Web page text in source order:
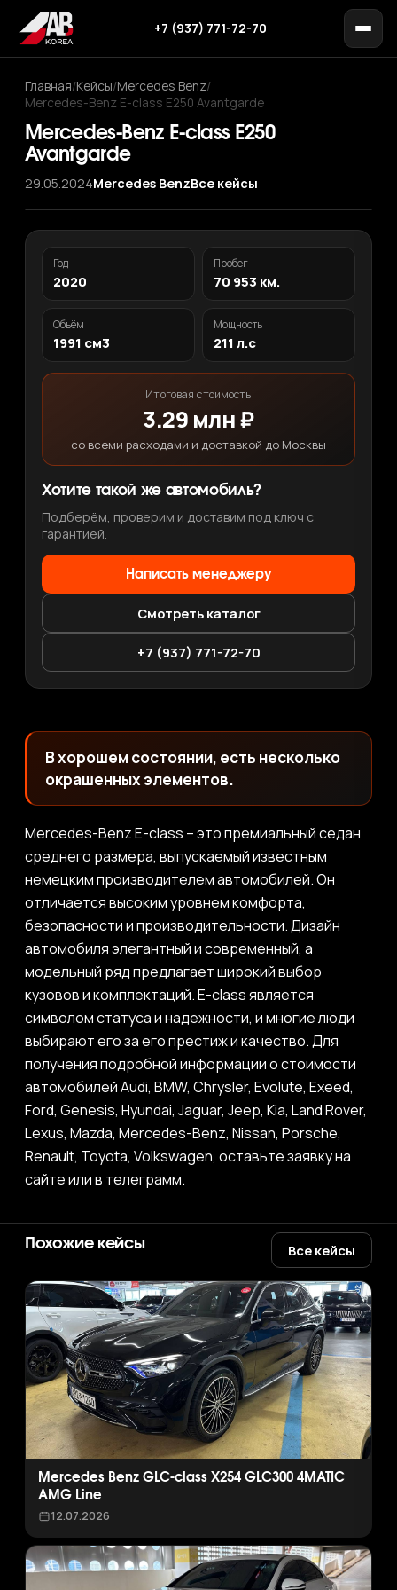
+7 (937) 771-72-70
Главная/Кейсы/Mercedes Benz/
Mercedes-Benz E-class E250 Avantgarde
Mercedes-Benz E-class E250
Avantgarde
29.05.2024Mercedes BenzВсе кейсы
Год
2020
Пробег
70 953 км.
Объём
1991 см3
Мощность
211 л.с
Итоговая стоимость
3.29 млн ₽
со всеми расходами и доставкой до Москвы
Хотите такой же автомобиль?
Подберём, проверим и доставим под ключ с
гарантией.
Написать менеджеру
Смотреть каталог
+7 (937) 771-72-70
В хорошем состоянии, есть несколько
окрашенных элементов.
Mercedes-Benz E-class – это премиальный седан
среднего размера, выпускаемый известным
немецким производителем автомобилей. Он
отличается высоким уровнем комфорта,
безопасности и производительности. Дизайн
автомобиля элегантный и современный, а
модельный ряд предлагает широкий выбор
кузовов и комплектаций. E-class является
символом статуса и надежности, и многие люди
выбирают его за его престиж и качество. Для
получения подробной информации о стоимости
автомобилей Audi, BMW, Chrysler, Evolute, Exeed,
Ford, Genesis, Hyundai, Jaguar, Jeep, Kia, Land Rover,
Lexus, Mazda, Mercedes-Benz, Nissan, Porsche,
Renault, Toyota, Volkswagen, оставьте заявку на
сайте или в телеграмм.
Похожие кейсы Все кейсы
Mercedes Benz GLC-class X254 GLC300 4MATIC
AMG Line
12.07.2026